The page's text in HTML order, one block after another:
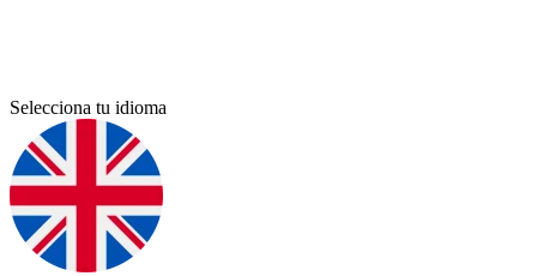
Selecciona tu idioma